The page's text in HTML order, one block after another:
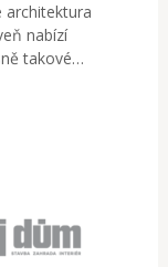
architektura
nabízí
takové…